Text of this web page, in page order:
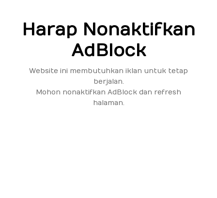
Harap Nonaktifkan
AdBlock
Website ini membutuhkan iklan untuk tetap
berjalan.
Mohon nonaktifkan AdBlock dan refresh
halaman.